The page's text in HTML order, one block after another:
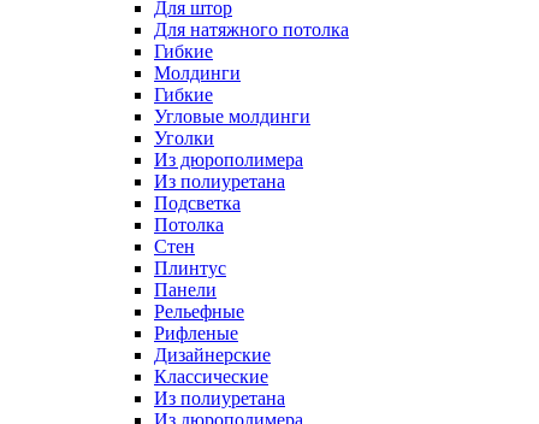
Для штор
Для натяжного потолка
Гибкие
Молдинги
Гибкие
Угловые молдинги
Уголки
Из дюрополимера
Из полиуретана
Подсветка
Потолка
Стен
Плинтус
Панели
Рельефные
Рифленые
Дизайнерские
Классические
Из полиуретана
Из дюрополимера